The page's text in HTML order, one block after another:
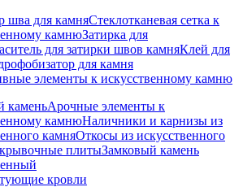
шва для камняСтеклотканевая сетка к
камнюЗатирка для
для затирки швов камняКлей для
для камня
элементы к искусственному камню
каменьАрочные элементы к
камнюНаличники и карнизы из
камняОткосы из искусственного
плитыЗамковый камень
кровли